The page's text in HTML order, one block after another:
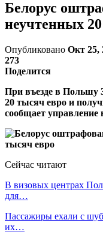
Белорус
неучтенных
Опубликовано Окт 25,
273
Поделится
При въезде в Польшу
20 тысяч евро и
сообщает управление
Сейчас читают
В визовых центрах
для…
Пассажиры ехали с
их…